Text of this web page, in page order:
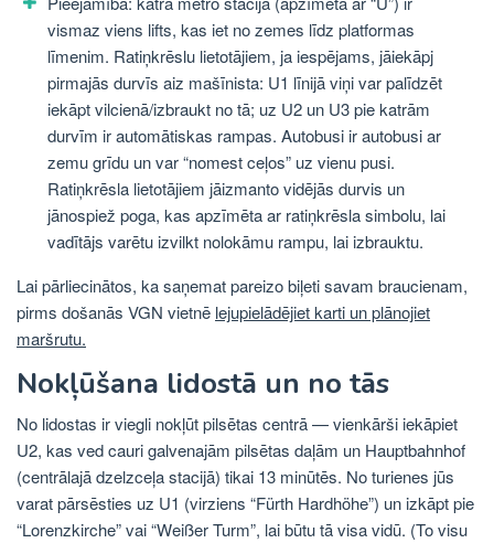
vismaz viens lifts, kas iet no zemes līdz platformas
līmenim. Ratiņkrēslu lietotājiem, ja iespējams, jāiekāpj
pirmajās durvīs aiz mašīnista: U1 līnijā viņi var palīdzēt
iekāpt vilcienā/izbraukt no tā; uz U2 un U3 pie katrām
durvīm ir automātiskas rampas. Autobusi ir autobusi ar
zemu grīdu un var “nomest ceļos” uz vienu pusi.
Ratiņkrēsla lietotājiem jāizmanto vidējās durvis un
jānospiež poga, kas apzīmēta ar ratiņkrēsla simbolu, lai
vadītājs varētu izvilkt nolokāmu rampu, lai izbrauktu.
Lai pārliecinātos, ka saņemat pareizo biļeti savam braucienam,
pirms došanās VGN vietnē lejupielādējiet karti un plānojiet
maršrutu.
Nokļūšana lidostā un no tās
No lidostas ir viegli nokļūt pilsētas centrā — vienkārši iekāpiet
U2, kas ved cauri galvenajām pilsētas daļām un Hauptbahnhof
(centrālajā dzelzceļa stacijā) tikai 13 minūtēs. No turienes jūs
varat pārsēsties uz U1 (virziens “Fürth Hardhöhe”) un izkāpt pie
“Lorenzkirche” vai “Weißer Turm”, lai būtu tā visa vidū. (To visu